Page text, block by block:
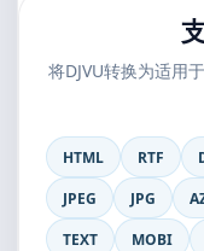
将DJVU转换为适用
HTML RTF
JPEG
JPG
TEXT
MOBI